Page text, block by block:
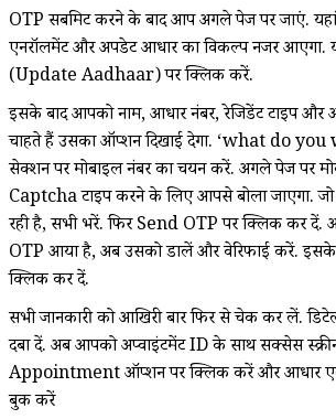
OTP सबमिट करने के बाद आप अगले पेज पर जाएं.
एनरॉलमेंट और अपडेट आधार का विकल्प नजर आएगा.
(Update Aadhaar) पर क्लिक करें.
इसके बाद आपको नाम, आधार नंबर, रेजिडेंट टाइप और
चाहते हैं उसका ऑप्‍शन दिखाई देगा. ‘what do
सेक्शन पर मोबाइल नंबर का चयन करें. अगले पेज पर
Captcha टाइप करने के लिए आपसे बोला जाएगा. जो
रही है, सभी भरें. फिर Send OTP पर क्लिक कर दें.
OTP आया है, अब उसको डालें और वेरिफाई करें. इसके
क्लिक कर दें.
सभी जानकारी को आखिरी बार फिर से चेक कर लें.
दबा दें. अब आपको अप्वाइंटमेंट ID के साथ सक्सेस
Appointment ऑप्शन पर क्लिक करें और आधार
बुक करें